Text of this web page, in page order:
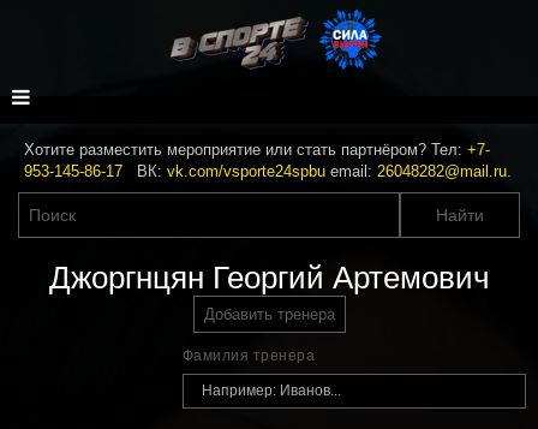
Хотите разместить мероприятие или стать партнёром? Тел: +7-
953-145-86-17 ВК: vk.com/vsporte24spbu email: 26048282@mail.ru.
Джоргнцян Георгий Артемович
Добавить тренера
Фамилия тренера